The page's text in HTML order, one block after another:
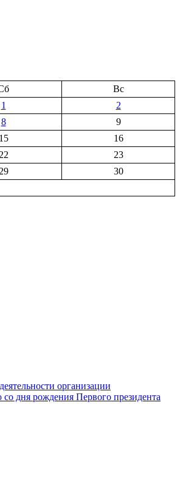
Вс
1
2
8
9
15
16
22
23
29
30
организации
дня рождения Первого президента